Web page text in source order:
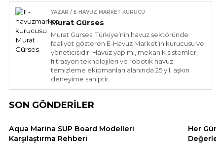
YAZAR / E-HAVUZ MARKET KURUCU
Murat Gürses
Murat Gürses, Türkiye’nin havuz sektöründe
faaliyet gösteren E-Havuz Market’in kurucusu ve
yöneticisidir. Havuz yapımı, mekanik sistemler,
filtrasyon teknolojileri ve robotik havuz
temizleme ekipmanları alanında 25 yılı aşkın
deneyime sahiptir.
SON GÖNDERİLER
Aqua Marina SUP Board Modelleri
Karşılaştırma Rehberi
Her